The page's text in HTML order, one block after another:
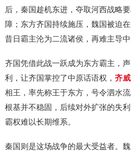
后，秦国趁机东进，夺取河西战略
障；东方齐国持续施压，魏国被迫
昔日霸主沦为二流诸侯，再难主导中
齐国凭借此战一跃成为东方霸主，
利，让齐国掌控了中原话语权，齐
相王，率先称王于东方，号令泗水
根基并不稳固，后续对外扩张的失
霸权难以长期维系。
秦国则是这场战争的最大受益者。